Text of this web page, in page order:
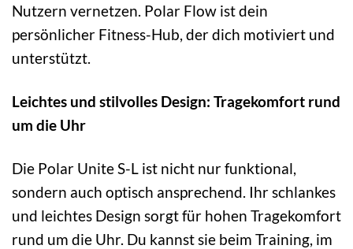
Nutzern vernetzen. Polar Flow ist dein
persönlicher Fitness-Hub, der dich motiviert und
unterstützt.
Leichtes und stilvolles Design: Tragekomfort rund
um die Uhr
Die Polar Unite S-L ist nicht nur funktional,
sondern auch optisch ansprechend. Ihr schlankes
und leichtes Design sorgt für hohen Tragekomfort
rund um die Uhr. Du kannst sie beim Training, im